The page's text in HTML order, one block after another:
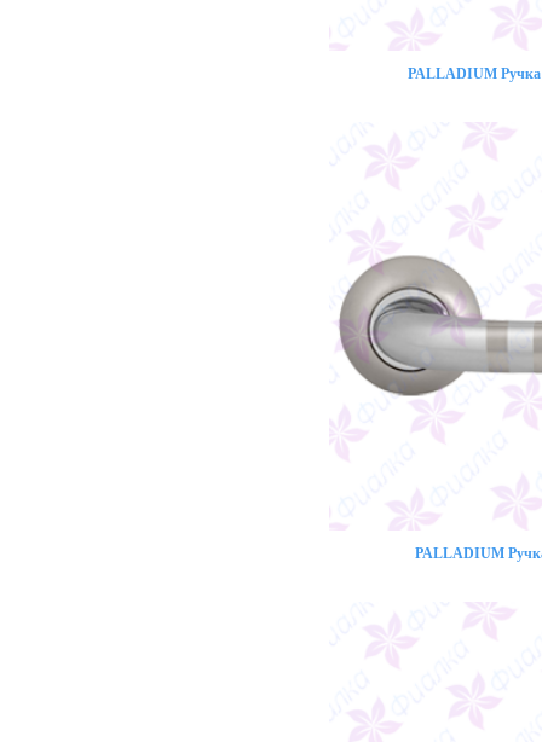
PALLADIUM Ручка
PALLADIUM